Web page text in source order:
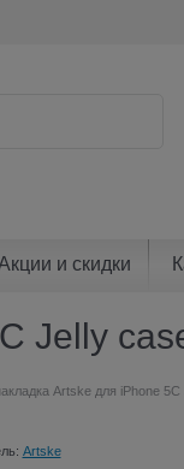
и скидки
Jelly
Artske для iPhone
Artske